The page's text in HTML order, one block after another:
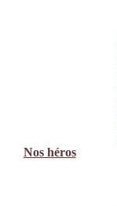
Nos héros